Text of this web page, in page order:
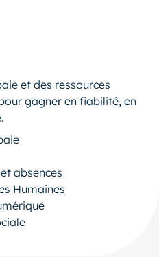
et des ressources
gagner en fiabilité, en
absences
Humaines